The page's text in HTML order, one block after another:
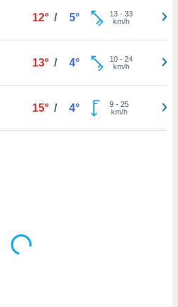
12° / 5° 13- 33
km/h
13° / 4° 10- 24
km/h
15° / 4° 9- 25
km/h